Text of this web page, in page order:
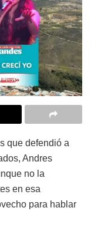
que defendió a
Andres
no la
en esa
para hablar